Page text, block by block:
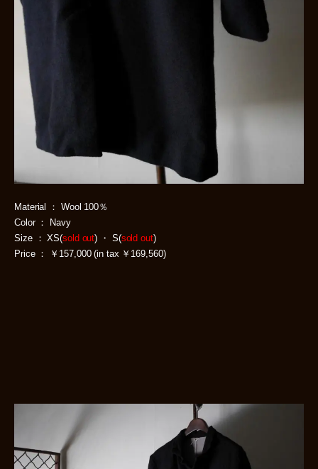
Material ： Wool 100％
Color ： Navy
Size ： XS(sold out) ・ S(sold out)
Price ： ￥157,000 (in tax ￥169,560)